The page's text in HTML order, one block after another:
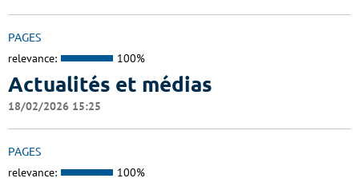
PAGES
relevance: 100%
Actualités et médias
18/02/2026 15:25
PAGES
relevance: 100%